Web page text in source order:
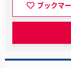
ブックマ